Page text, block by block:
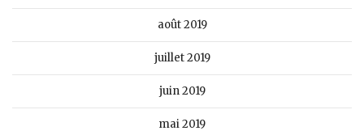
août 2019
juillet 2019
juin 2019
mai 2019